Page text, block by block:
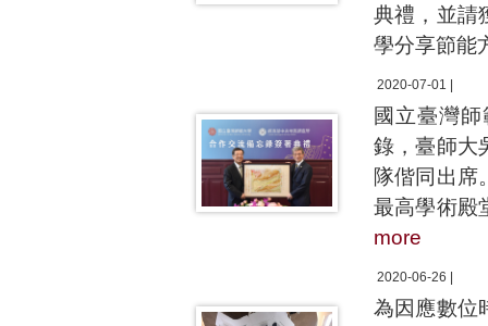
典禮，並請
學分享節能
2020-07-01 |
國立臺灣
錄，臺師大
隊偕同出席
最高學術殿
more
2020-06-26 |
為因應數位